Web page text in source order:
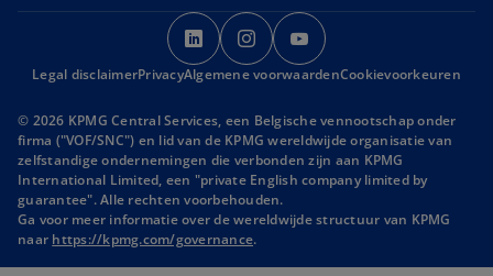
o
p
e
s
i
n
a
n
e
o
p
e
s
i
n
a
e
p
e
s
i
n
e
Legal disclaimerPrivacyAlgemene voorwaardenCookievoorkeuren
© 2026 KPMG Central Services, een Belgische vennootschap onder
firma ("VOF/SNC") en lid van de KPMG wereldwijde organisatie van
zelfstandige ondernemingen die verbonden zijn aan KPMG
International Limited, een "private English company limited by
guarantee". Alle rechten voorbehouden.
Ga voor meer informatie over de wereldwijde structuur van KPMG
naar https://kpmg.com/governance.